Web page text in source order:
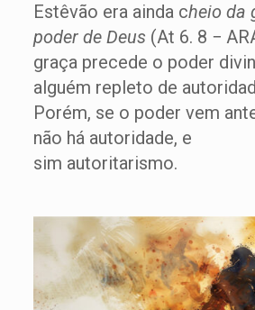
Estêvão era ainda cheio da
poder de Deus (At 6. 8 −
graça precede o poder
alguém repleto de
Porém, se o poder vem
não há autoridade, e
sim autoritarismo.